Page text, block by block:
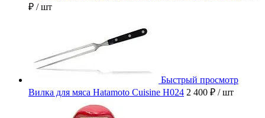
₽ / шт
Быстрый просмотр
Вилка для мяса Hatamoto Cuisine H024 2 400 ₽ / шт